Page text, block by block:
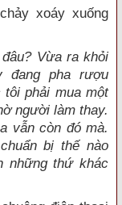
xoáy xuống
Vừa ra khỏi
đang pha rượu
tôi phải mua một
người làm thay.
vẫn còn đó mà.
bị thế nào
những thứ khác